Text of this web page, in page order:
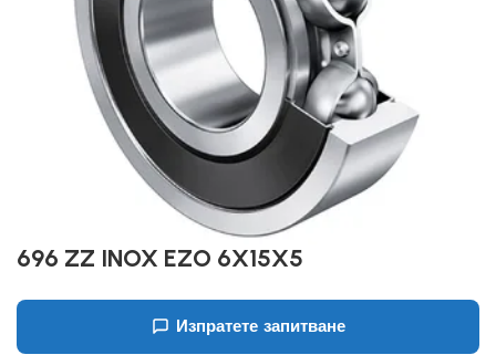
696 ZZ INOX EZO 6X15X5
Изпратете запитване